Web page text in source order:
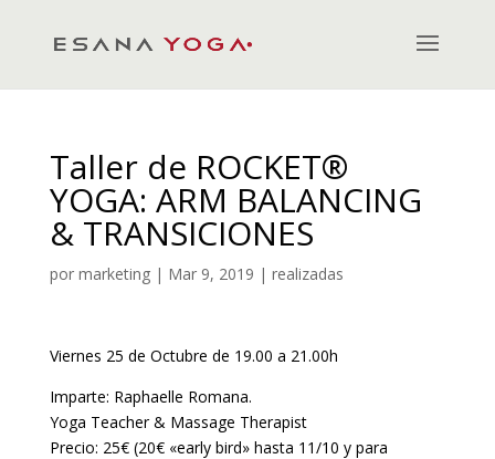
Taller de ROCKET®
YOGA: ARM BALANCING
& TRANSICIONES
por marketing| Mar 9, 2019 | realizadas
Viernes 25 de Octubre de 19.00 a 21.00h
Imparte: Raphaelle Romana.
Yoga Teacher & Massage Therapist
Precio: 25€ (20€ «early bird» hasta 11/10 y para